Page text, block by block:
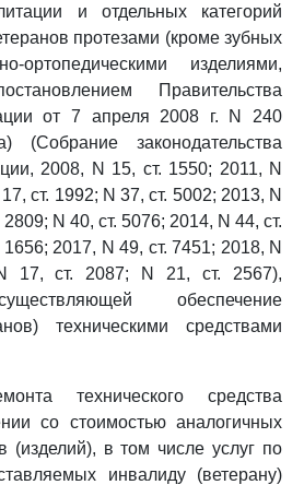
и отдельных категорий
протезами (кроме зубных
ортопедическими изделиями,
Правительства
от 7 апреля 2008 г. N 240
законодательства
2008, N 15, ст. 1550; 2011, N
ст. 1992; N 37, ст. 5002; 2013, N
2809; N 40, ст. 5076; 2014, N 44, ст.
2017, N 49, ст. 7451; 2018, N
17, ст. 2087; N 21, ст. 2567),
обеспечение
техническими средствами
технического средства
со стоимостью аналогичных
(изделий), в том числе услуг по
инвалиду (ветерану)